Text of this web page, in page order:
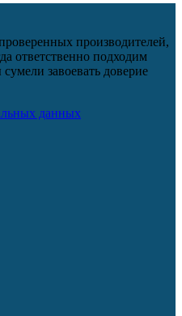
производителей,
ответственно подходим
завоевать доверие
данных